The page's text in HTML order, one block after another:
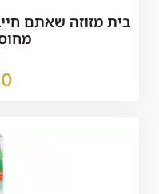
בית מזוזה שאתם